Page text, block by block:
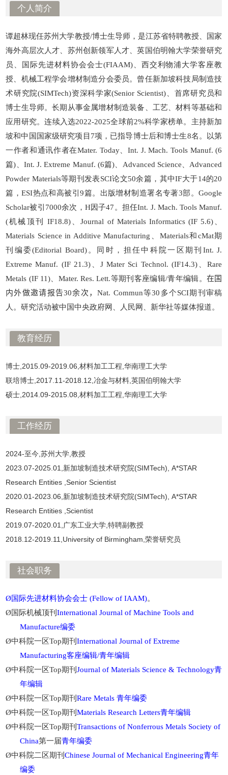
个人简介
谭超林现任苏州大学教授/博士生导师，是江苏省特聘教授、国家
海外高层次人才、苏州创新领军人才、英国伯明翰大学荣誉研究
员、国际先进材料协会会士(FIAAM)、西交利物浦大学客座教
授、机械工程学会增材制造分会委员。曾任新加坡科技局制造技
术研究院(SIMTech)资深科学家(Senior Scientist) 、首席研究员和
博士生导师。长期从事金属增材制造装备、工艺、材料等基础和
应用研究。连续入选2022-2025全球前2%科学家榜单。主持新加
坡和中国国家级研究项目 7项，已指导博士后和博士生8名。以第
一作者和通讯作者在Mater. Today、 Int. J. Mach. Tools Manuf. (6
篇) Int. J. Extreme Manuf. (6篇) Advanced Science
Advanced
Powder Materials等期刊发表SCI论文50余篇，其中IF大于14的20
篇，ESI热点和高被引9篇。出版增材制造署名专著3部。Google
Scholar被引 7000余次， H因子47 。担任Int. J. Mach. Tools Manuf.
(机械顶刊 IF18.8)、Journal of Materials Informatics (IF 5.6)、
Materials Science in Additive Manufacturing、Materials和cMat期
刊 编委(Editorial Board)。同时，担任中科院一区期刊 Int. J.
Extreme Manuf. (IF 21.3)、J Mater Sci Technol. (IF14.3)、Rare
Metals (IF 11)、 Mater. Res. Lett.等期刊客座编辑/青年编辑。 在国
内外做邀请报告30余次，Nat. Commun等30多个SCI期刊审稿
人。研究活动被中国中央政府网、人民网、新华社等媒体报道。
教育经历
博士,2015.09-2019.06,材料加工工程,华南理工大学
联培博士,2017.11-2018.12,冶金与材料,英国伯明翰大学
硕士,2014.09-2015.08,材料加工工程,华南理工大学
工作经历
2024-至今,苏州大学,教授
2023.07-2025.01,新加坡制造技术研究院(SIMTech), A*STAR
Research Entities ,Senior Scientist
2020.01-2023.06,新加坡制造技术研究院(SIMTech), A*STAR
Research Entities ,Scientist
2019.07-2020.01,广东工业大学,特聘副教授
2018.12-2019.11,University of Birmingham,荣誉研究员
社会职务
Ø国际先进材料协会会士 (Fellow of IAAM)。
Ø国际机械顶刊International Journal of Machine Tools and
Manufacture编委
Ø中科院一区Top期刊International Journal of Extreme
Manufacturing客座编辑/青年编辑
Ø中科院一区Top期刊Journal of Materials Science & Technology青
年编辑
Ø中科院一区Top期刊Rare Metals青年编委
Ø中科院一区Top期刊Materials Research Letters青年编辑
Ø中科院一区Top期刊Transactions of Nonferrous Metals Society of
China第一届青年编委
Ø中科院二区期刊Chinese Journal of Mechanical Engineering青年
编委